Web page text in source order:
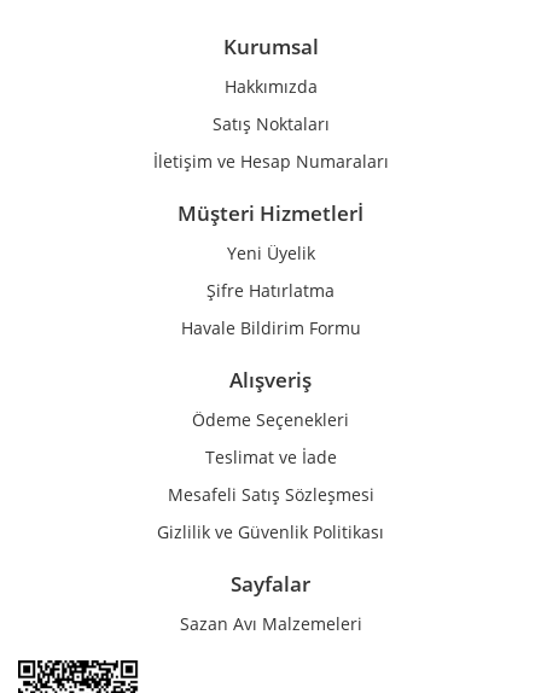
Ürün bilgilerinde hatalar bulunuyor.
Gönder
Kurumsal
Hakkımızda
Satış Noktaları
İletişim ve Hesap Numaraları
Müşteri Hizmetlerİ
Yeni Üyelik
Şifre Hatırlatma
Havale Bildirim Formu
Alışveriş
Ödeme Seçenekleri
Teslimat ve İade
Mesafeli Satış Sözleşmesi
Gizlilik ve Güvenlik Politikası
Sayfalar
Sazan Avı Malzemeleri